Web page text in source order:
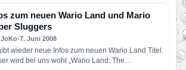
zum neuen Wario Land und Mario
Sluggers
JoKo•7. Juni 2008
wieder neue Infos zum neuen Wario Land Titel.
wird bei uns wohl „Wario Land: The…